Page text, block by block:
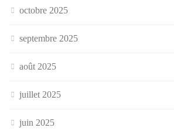
octobre 2025
septembre 2025
août 2025
juillet 2025
juin 2025